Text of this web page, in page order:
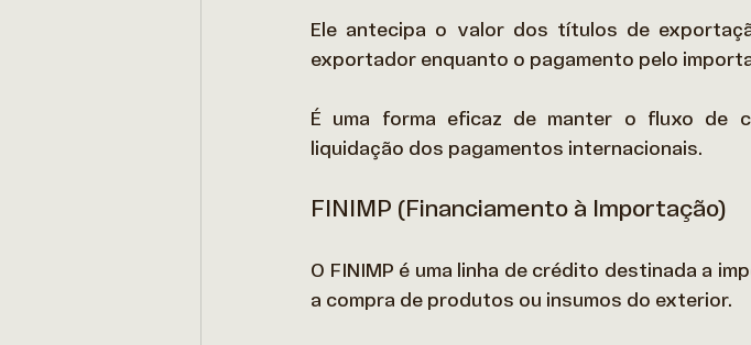
Ele antecipa o valor dos títulos de
exportador enquanto o pagamento pelo
É uma forma eficaz de manter o fluxo de
liquidação dos pagamentos internacionais.
FINIMP (Financiamento à Importação)
O FINIMP é uma linha de crédito destinada a
a compra de produtos ou insumos do exterior.